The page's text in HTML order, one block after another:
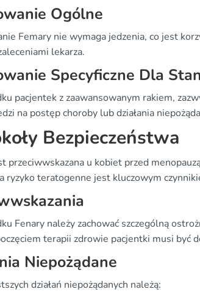
Ogólne
Femary nie wymaga jedzenia, co jest
lekarza.
Specyficzne Dla
pacjentek z zaawansowanym rakiem,
na postęp choroby lub działania
Bezpieczeństwa
przeciwwskazana u kobiet przed
ryzyko teratogenne jest kluczowym
Fenary należy zachować szczególną
terapii zdrowie pacjentki musi być
Niepożądane
działań niepożądanych należą: